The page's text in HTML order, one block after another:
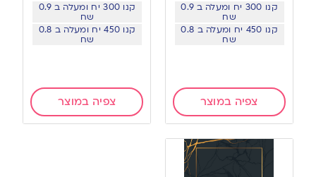
קנו 300 יח ומעלה ב 0.9
שח
קנו 450 יח ומעלה ב 0.8
שח
צפיה במוצר
קנו 300 יח ומעלה ב 0.9
שח
קנו 450 יח ומעלה ב 0.8
שח
צפיה במוצר